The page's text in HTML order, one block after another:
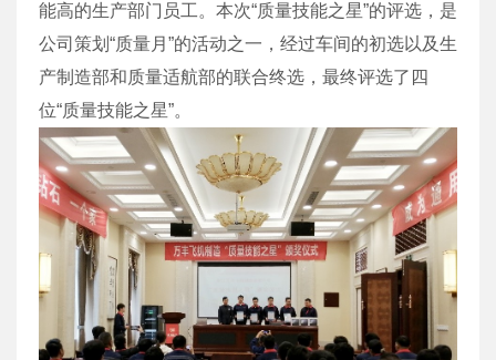
能高的生产部门员工。本次“质量技能之星”的评选，是
公司策划“质量月”的活动之一，经过车间的初选以及生
产制造部和质量适航部的联合终选，最终评选了四
位“质量技能之星”。